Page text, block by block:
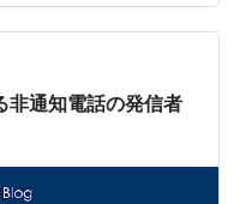
いけない」のか？ 読ん
「なぜ私たちの給料は
と“この国の仕組み”の
非通知電話の発信者